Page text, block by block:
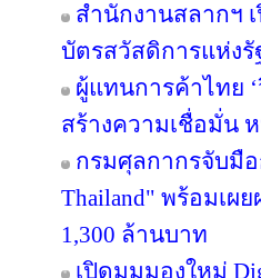
สำนักงานสลากฯ
บัตรสวัสดิการแห่งรั
ผู้แทนการค้าไทย
สร้างความเชื่อมั่น
กรมศุลกากรจับมือ
Thailand" พร้อมเ
1,300 ล้านบาท
เปิดมุมมองใหม่